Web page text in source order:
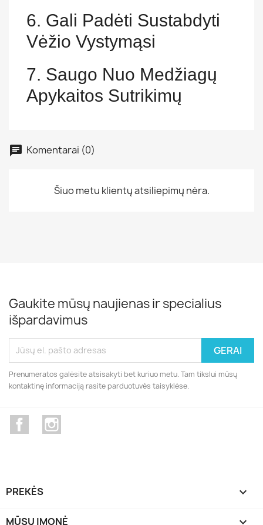
6. Gali Padėti Sustabdyti
Vėžio Vystymąsi
7. Saugo Nuo Medžiagų
Apykaitos Sutrikimų
Komentarai (0)
Šiuo metu klientų atsiliepimų nėra.
Gaukite mūsų naujienas ir specialius
išpardavimus
Prenumeratos galėsite atsisakyti bet kuriuo metu. Tam tikslui mūsų
kontaktinę informaciją rasite parduotuvės taisyklėse.
Facebook
PREKĖS 
MŪSŲ ĮMONĖ